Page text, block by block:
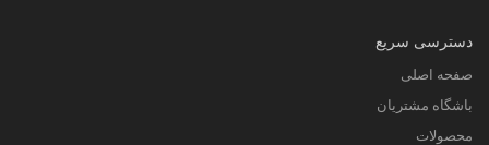
دسترسی سریع
صفحه اصلی
باشگاه مشتریان
محصولات